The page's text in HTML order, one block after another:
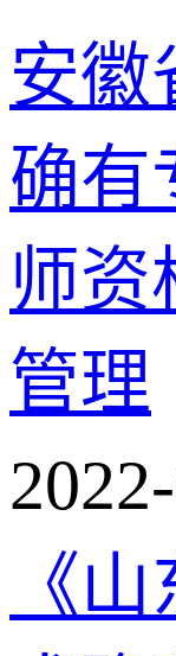
安徽
确有
师资
管理
《